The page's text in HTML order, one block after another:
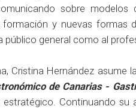
sobre modelos
y nuevas
público general como al
Cristina Hernández asume
de Canarias -
Continuando su